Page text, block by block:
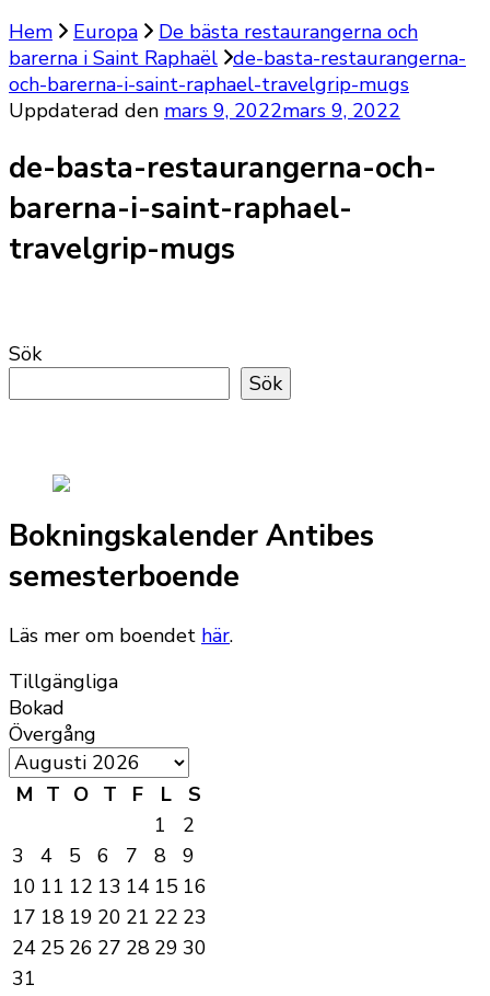
Hem
Europa
De bästa restaurangerna och
barerna i Saint Raphaël de-basta-restaurangerna-
och-barerna-i-saint-raphael-travelgrip-mugs
Uppdaterad den mars 9, 2022mars 9, 2022
de-basta-restaurangerna-och-
barerna-i-saint-raphael-
travelgrip-mugs
Sök
Sök
Bokningskalender Antibes
semesterboende
Läs mer om boendet här.
Tillgängliga
Bokad
Övergång
M T O T F L
S
1
2
3
4 5 6 7 8
9
10 11 12 13 14 15 16
17 18 19 20 21 22 23
24 25 26 27 28 29 30
31